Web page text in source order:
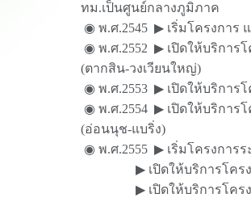
ทม.เป็นศูนย์กลางภูมิภาค
◉ พ.ศ.2545 ▶ เริ่มโครงการ
◉ พ.ศ.2552 ▶ เปิดให้บริการ
(ตากสิน-วงเวียนใหญ่)
◉ พ.ศ.2553 ▶ เปิดให้บริการ
◉ พ.ศ.2554 ▶ เปิดให้บริการ
(อ่อนนุช-แบริ่ง)
◉ พ.ศ.2555 ▶ เริ่มโครงการ
▶ เปิดให้บริการโครงกา
▶ เปิดให้บริการโครงกา